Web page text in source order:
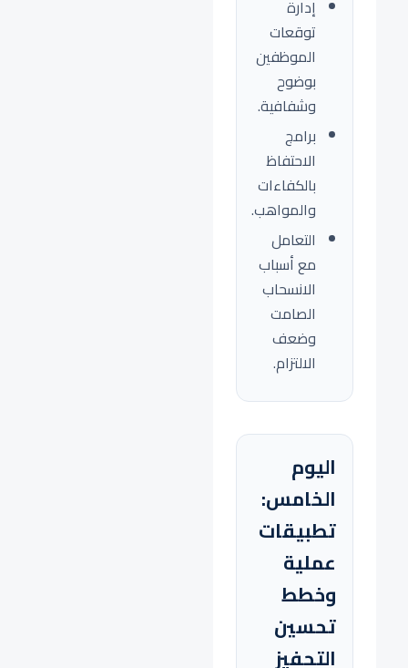
إدارة
توقعات
الموظفين
بوضوح
وشفافية.
برامج
الاحتفاظ
بالكفاءات
والمواهب.
التعامل
مع أسباب
الانسحاب
الصامت
وضعف
الالتزام.
اليوم
الخامس:
تطبيقات
عملية
وخطط
تحسين
التحفيز